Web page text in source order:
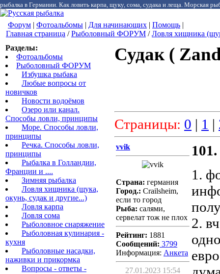
рыбалка в Германии. Как ловить карпа, щуку, сома, судака и леща. Морская
Форум | Фотоальбомы | Для начинающих | Помощь |
Главная страница /Рыболовный ФОРУМ /Ловля хищника
Разделы:
Фотоальбомы
Рыболовный ФОРУМ
Избушка рыбака
Любые вопросы от
новичков
Новости водоёмов
Озеро или канал.
Способы ловли, принципы
Море. Способы ловли,
принципы
Речка. Способы ловли,
принципы
Рыбалка в Голландии,
Франции и ....
Зимняя рыбалка
Ловля хищника (щука,
окунь, судак и другие...)
Ловля карпа
Ловля сома
Рыболовное снаряжение
Рыболовная кулинария -
кухня
Рыболовные насадки,
наживки и прикормка
Вопросы - ответы -
Судак (
Страницы: 0 | 1 |
vvik
Страна: германия
Город.: Crailsheim,
если то город
Рыба: салями,
сервелат тож не плох
Рейтинг: 1881
Сообщений: 3799
Информация: Aнкета
27.01.2023 15:54
101.
1.
2.